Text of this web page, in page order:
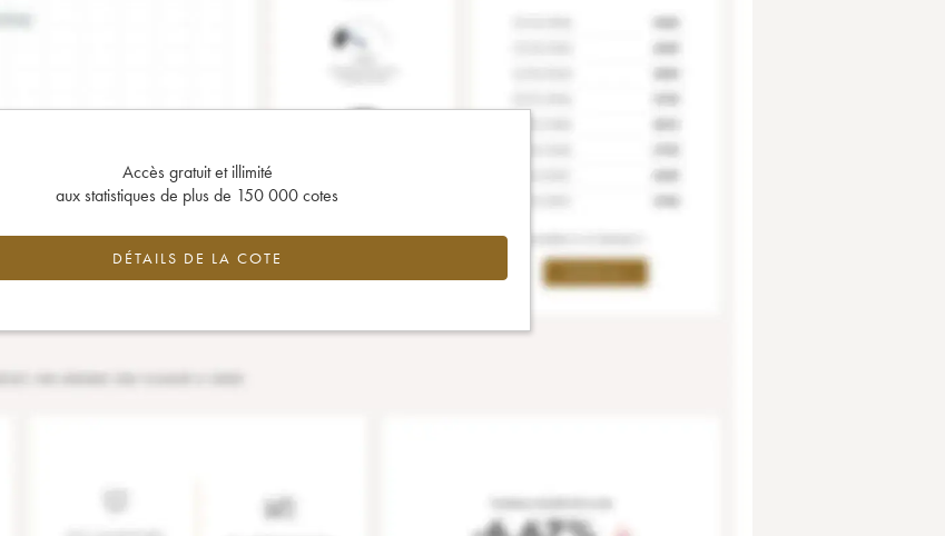
Accès gratuit et illimité
aux statistiques de plus de 150 000 cotes
DÉTAILS DE LA COTE